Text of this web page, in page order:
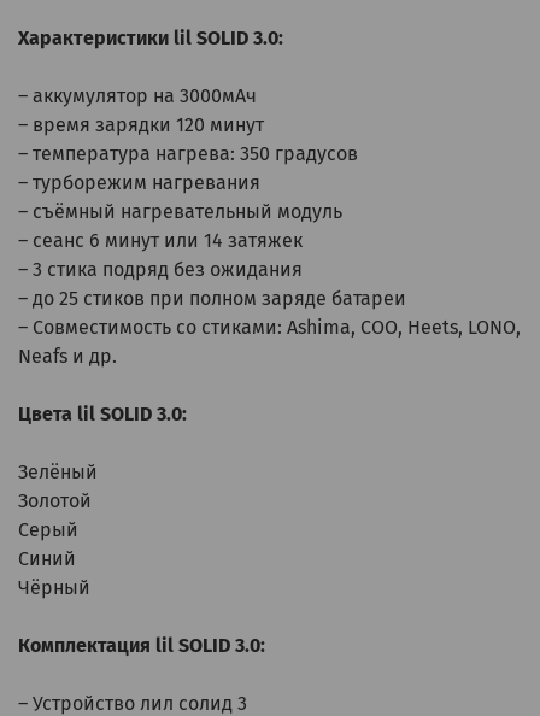
Характеристики lil SOLID 3.0:
– аккумулятор на 3000мАч
– время зарядки 120 минут
– температура нагрева: 350 градусов
– турборежим нагревания
– съёмный нагревательный модуль
– сеанс 6 минут или 14 затяжек
– 3 стика подряд без ожидания
– до 25 стиков при полном заряде батареи
– Совместимость со стиками: Ashima, COO, Heets, LONO,
Neafs и др.
Цвета lil SOLID 3.0:
Зелёный
Золотой
Серый
Синий
Чёрный
Комплектация lil SOLID 3.0:
– Устройство лил солид 3